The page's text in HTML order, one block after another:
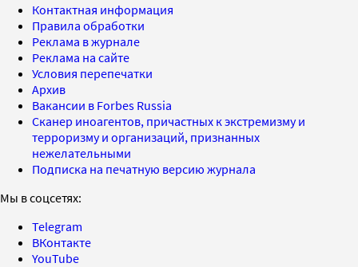
Контактная информация
Правила обработки
Реклама в журнале
Реклама на сайте
Условия перепечатки
Архив
Вакансии в Forbes Russia
Сканер иноагентов, причастных к экстремизму и
терроризму и организаций, признанных
нежелательными
Подписка на печатную версию журнала
Мы в соцсетях:
Telegram
ВКонтакте
YouTube